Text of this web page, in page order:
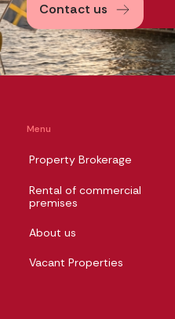
Contact us
Menu
Property Brokerage
Rental of commercial
premises
About us
Vacant Properties